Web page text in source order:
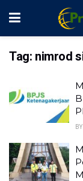
Tag: nimrod
BY